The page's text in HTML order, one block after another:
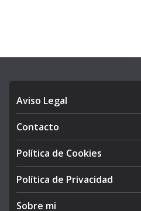
Aviso Legal
Contacto
Política de Cookies
Política de Privacidad
Sobre mi